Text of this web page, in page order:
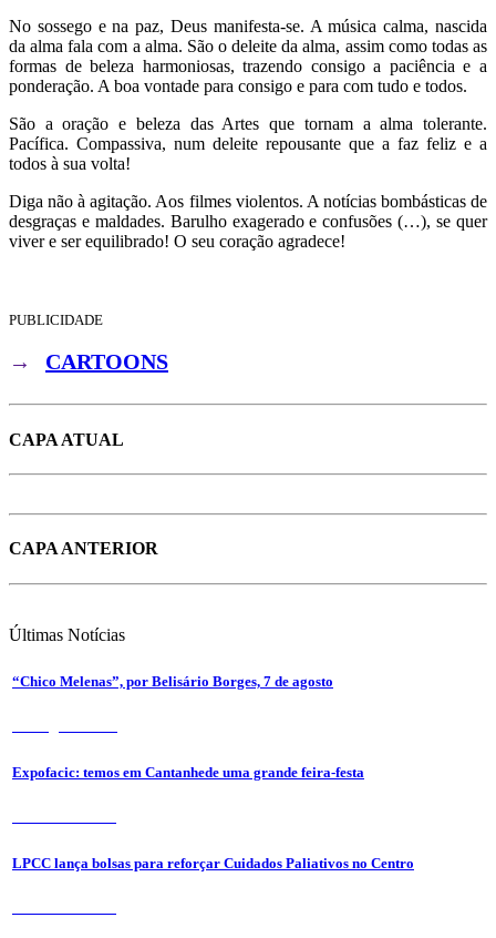
No sossego e na paz, Deus manifesta-se. A música calma, nascida
da alma fala com a alma. São o deleite da alma, assim como todas as
formas de beleza harmoniosas, trazendo consigo a paciência e a
ponderação. A boa vontade para consigo e para com tudo e todos.
São a oração e beleza das Artes que tornam a alma tolerante.
Pacífica. Compassiva, num deleite repousante que a faz feliz e a
todos à sua volta!
Diga não à agitação. Aos filmes violentos. A notícias bombásticas de
desgraças e maldades. Barulho exagerado e confusões (…), se quer
viver e ser equilibrado! O seu coração agradece!
PUBLICIDADE
→ CARTOONS
CAPA ATUAL
CAPA ANTERIOR
Últimas Notícias
“Chico Melenas”, por Belisário Borges, 7 de agosto
Expofacic: temos em Cantanhede uma grande feira-festa
LPCC lança bolsas para reforçar Cuidados Paliativos no Centro